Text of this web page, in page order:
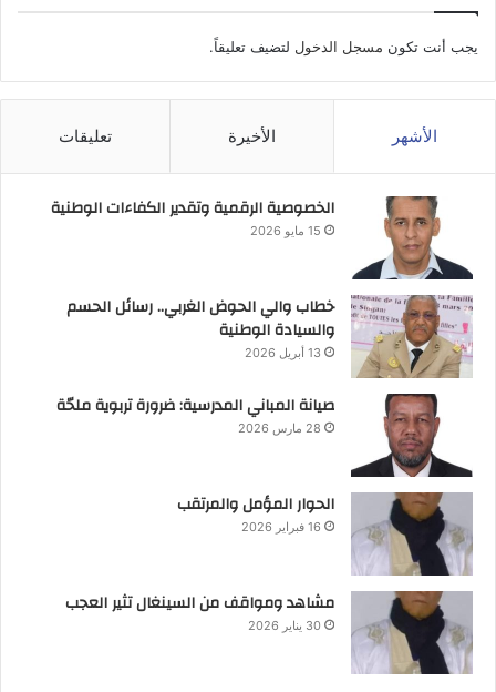
يجب أنت تكون مسجل الدخول لتضيف تعليقاً.
الأشهر الأخيرة تعليقات
الخصوصية الرقمية وتقدير الكفاءات الوطنية
15 مايو 2026
خطاب والي الحوض الغربي.. رسائل الحسم
والسيادة الوطنية
13 أبريل 2026
صيانة المباني المدرسية: ضرورة تربوية ملحّة
28 مارس 2026
الحوار المؤمل والمرتقب
16 فبراير 2026
مشاهد ومواقف من السينغال تثير العجب
30 يناير 2026